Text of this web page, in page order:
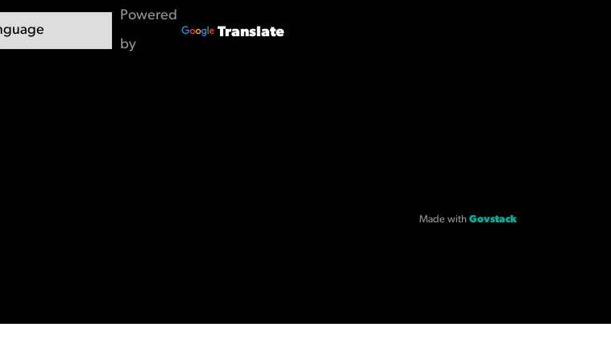
Powered
by
Translate
Made with Govstack